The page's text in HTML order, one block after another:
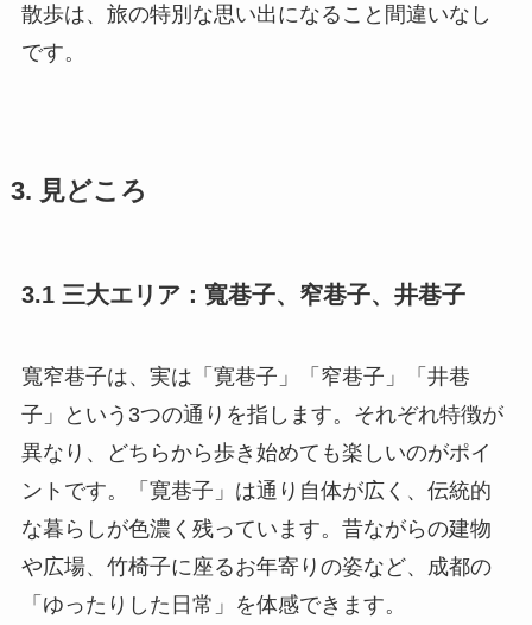
散歩は、旅の特別な思い出になること間違いなし
です。
3. 見どころ
3.1 三大エリア：寬巷子、窄巷子、井巷子
寬窄巷子は、実は「寛巷子」「窄巷子」「井巷
子」という3つの通りを指します。それぞれ特徴が
異なり、どちらから歩き始めても楽しいのがポイ
ントです。「寛巷子」は通り自体が広く、伝統的
な暮らしが色濃く残っています。昔ながらの建物
や広場、竹椅子に座るお年寄りの姿など、成都の
「ゆったりした日常」を体感できます。